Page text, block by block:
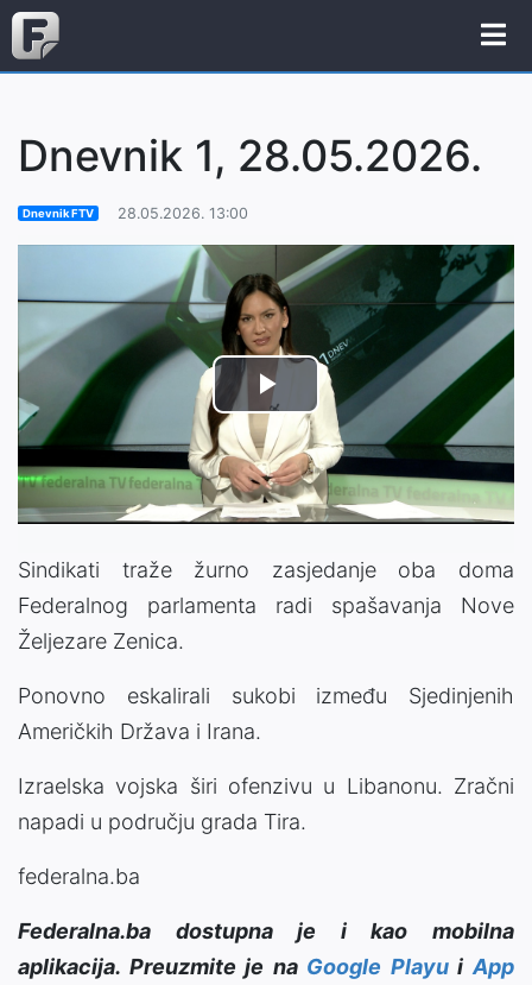
Dnevnik 1, 28.05.2026.
Dnevnik FTV 28.05.2026. 13:00
Play
Video
Sindikati traže žurno zasjedanje oba doma
Federalnog parlamenta radi spašavanja Nove
Željezare Zenica.
Ponovno eskalirali sukobi između Sjedinjenih
Američkih Država i Irana.
Izraelska vojska širi ofenzivu u Libanonu. Zračni
napadi u području grada Tira.
federalna.ba
Federalna.ba dostupna je i kao mobilna
aplikacija. Preuzmite je na Google PlayuiApp